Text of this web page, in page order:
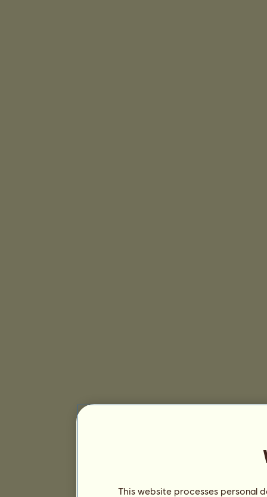
This website processes personal